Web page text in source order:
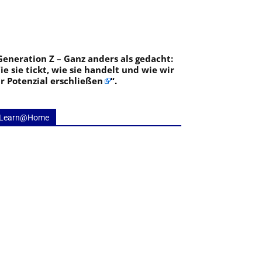
Z – Ganz anders als gedacht:
sie tickt, wie sie handelt und wie wir
Potenzial erschließen
“.
Learn@Home